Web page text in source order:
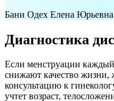
Бани Одех Елена Юрьевна
Диагностика
Если менструации
снижают качество
консультацию к
учтет возраст,